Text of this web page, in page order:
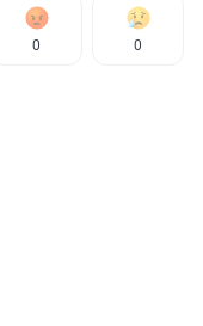
0 0